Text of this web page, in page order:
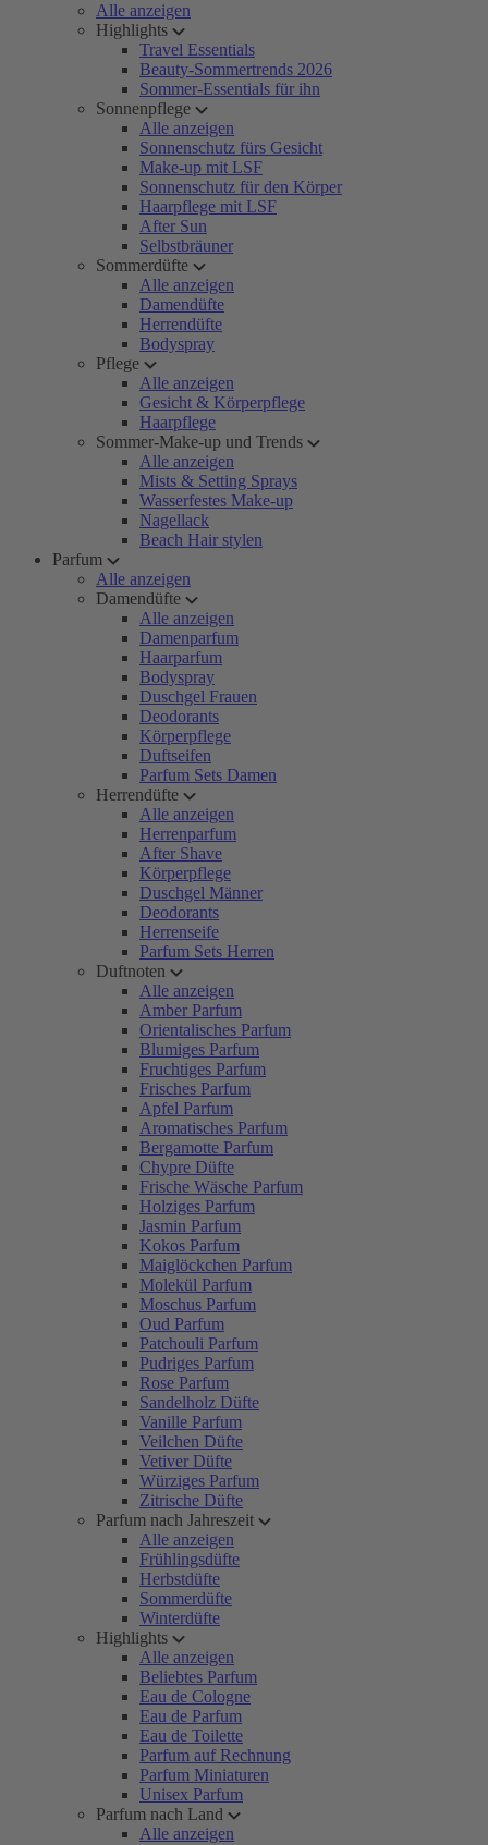
Alle anzeigen
Highlights
Travel Essentials
Beauty-Sommertrends 2026
Sommer-Essentials für ihn
Sonnenpflege
Alle anzeigen
Sonnenschutz fürs Gesicht
Make-up mit LSF
Sonnenschutz für den Körper
Haarpflege mit LSF
After Sun
Selbstbräuner
Sommerdüfte
Alle anzeigen
Damendüfte
Herrendüfte
Bodyspray
Pflege
Alle anzeigen
Gesicht & Körperpflege
Haarpflege
Sommer-Make-up und Trends
Alle anzeigen
Mists & Setting Sprays
Wasserfestes Make-up
Nagellack
Beach Hair stylen
Parfum
Alle anzeigen
Damendüfte
Alle anzeigen
Damenparfum
Haarparfum
Bodyspray
Duschgel Frauen
Deodorants
Körperpflege
Duftseifen
Parfum Sets Damen
Herrendüfte
Alle anzeigen
Herrenparfum
After Shave
Körperpflege
Duschgel Männer
Deodorants
Herrenseife
Parfum Sets Herren
Duftnoten
Alle anzeigen
Amber Parfum
Orientalisches Parfum
Blumiges Parfum
Fruchtiges Parfum
Frisches Parfum
Apfel Parfum
Aromatisches Parfum
Bergamotte Parfum
Chypre Düfte
Frische Wäsche Parfum
Holziges Parfum
Jasmin Parfum
Kokos Parfum
Maiglöckchen Parfum
Molekül Parfum
Moschus Parfum
Oud Parfum
Patchouli Parfum
Pudriges Parfum
Rose Parfum
Sandelholz Düfte
Vanille Parfum
Veilchen Düfte
Vetiver Düfte
Würziges Parfum
Zitrische Düfte
Parfum nach Jahreszeit
Alle anzeigen
Frühlingsdüfte
Herbstdüfte
Sommerdüfte
Winterdüfte
Highlights
Alle anzeigen
Beliebtes Parfum
Eau de Cologne
Eau de Parfum
Eau de Toilette
Parfum auf Rechnung
Parfum Miniaturen
Unisex Parfum
Parfum nach Land
Alle anzeigen